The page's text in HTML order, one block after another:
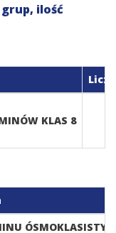
grup, ilość
KLAS 8
ÓSMOKLASISTY/